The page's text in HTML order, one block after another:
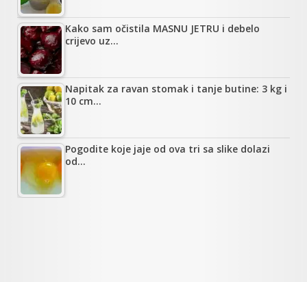
Kako sam očistila MASNU JETRU i debelo
crijevo uz…
Napitak za ravan stomak i tanje butine: 3 kg i
10 cm…
Pogodite koje jaje od ova tri sa slike dolazi
od…